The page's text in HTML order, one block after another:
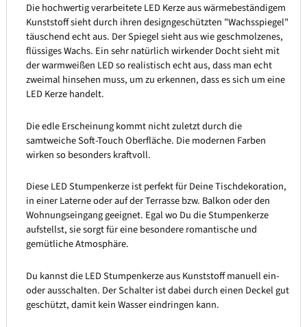
Die hochwertig verarbeitete LED Kerze aus wärmebeständigem
Kunststoff sieht durch ihren designgeschützten "Wachsspiegel"
täuschend echt aus. Der Spiegel sieht aus wie geschmolzenes,
flüssiges Wachs. Ein sehr natürlich wirkender Docht sieht mit
der warmweißen LED so realistisch echt aus, dass man echt
zweimal hinsehen muss, um zu erkennen, dass es sich um eine
LED Kerze handelt.
Die edle Erscheinung kommt nicht zuletzt durch die
samtweiche Soft-Touch Oberfläche. Die modernen Farben
wirken so besonders kraftvoll.
Diese LED Stumpenkerze ist perfekt für Deine Tischdekoration,
in einer Laterne oder auf der Terrasse bzw. Balkon oder den
Wohnungseingang geeignet. Egal wo Du die Stumpenkerze
aufstellst, sie sorgt für eine besondere romantische und
gemütliche Atmosphäre.
Du kannst die LED Stumpenkerze aus Kunststoff manuell ein-
oder ausschalten. Der Schalter ist dabei durch einen Deckel gut
geschützt, damit kein Wasser eindringen kann.